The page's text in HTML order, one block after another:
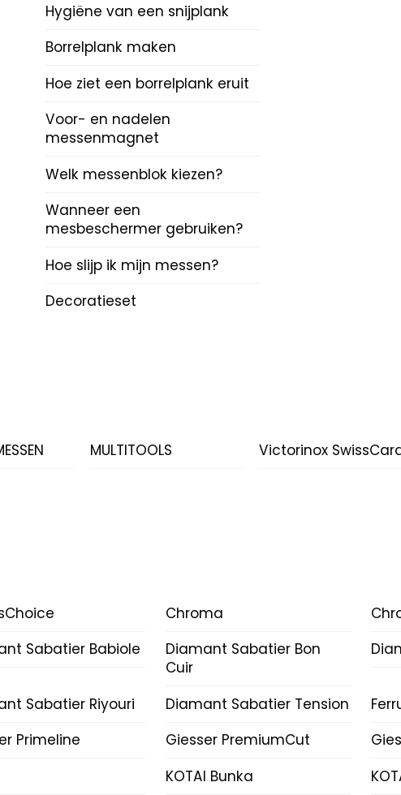
Hygiëne van een snijplank
Borrelplank maken
Hoe ziet een borrelplank eruit
Voor- en nadelen
messenmagnet
Welk messenblok kiezen?
Wanneer een
mesbeschermer gebruiken?
Hoe slijp ik mijn messen?
Decoratieset
MULTITOOLS
Victorinox
Chroma
Sabatier Babiole
Diamant Sabatier Bon
Cuir
Sabatier Riyouri Diamant Sabatier Tension
Primeline Giesser PremiumCut
KOTAI Bunka